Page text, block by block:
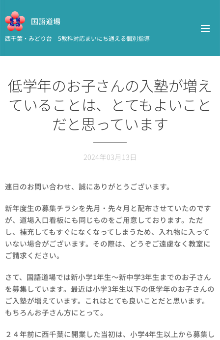
国語道場
西千葉・みどり台 5教科対応まいにち通える個別指導
低学年のお子さんの入塾が増え
ていることは、とてもよいこと
だと思っています
2024年03月13日
連日のお問い合わせ、誠にありがとうございます。
新年度生の募集チラシを先月・先々月と配布させていたのです
が、道場入口看板にも同じものをご用意しております。ただ
し、補充してもすぐになくなってしまうため、入れ物に入って
いない場合がございます。その際は、どうぞご遠慮なく教室に
ご請求ください。
さて、国語道場では新小学1年生～新中学3年生までのお子さん
を募集しています。最近は小学3年生以下の低学年のお子さんの
ご入塾が増えています。これはとても良いことだと思います。
もちろんお子さん方にとって。
２４年前に西千葉に開業した当初は、小学4年生以上から募集し